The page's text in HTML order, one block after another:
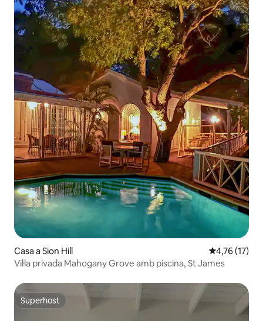
Casa a Sion Hill 4,76 de
4,76 (17)
Vil·la privada Mahogany Grove amb piscina, St James
Superhost
Superhost